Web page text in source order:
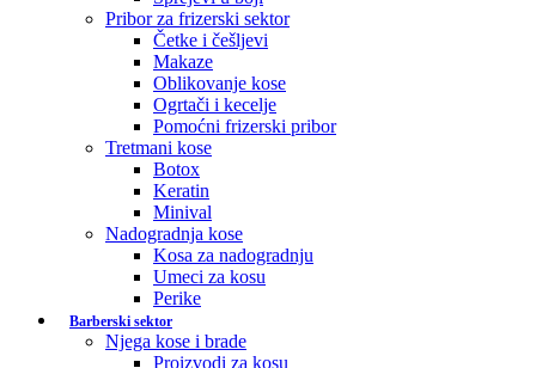
Pribor za frizerski sektor
Četke i češljevi
Makaze
Oblikovanje kose
Ogrtači i kecelje
Pomoćni frizerski pribor
Tretmani kose
Botox
Keratin
Minival
Nadogradnja kose
Kosa za nadogradnju
Umeci za kosu
Perike
Barberski sektor
Njega kose i brade
Proizvodi za kosu